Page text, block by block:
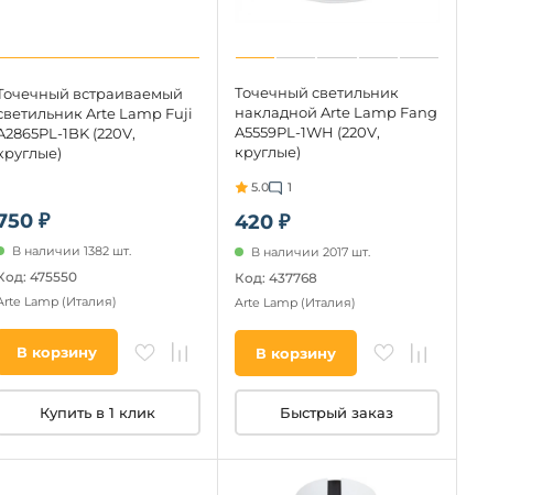
₽
встраиваемый
Arte Lamp Fuji
1BK (220V,
В наличии 1382 шт.
475550
Lamp (Италия)
В корзину
Купить в 1 клик
420 ₽
Точечный светильник
накладной Arte Lamp Fang
A5559PL-1WH (220V,
круглые)
5.0 1
В наличии 2017 шт.
Код: 437768
Arte Lamp (Италия)
В корзину
Быстрый заказ